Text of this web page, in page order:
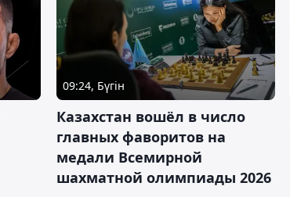
09:24, Бүгін
Казахстан вошёл в число
главных фаворитов на
медали Всемирной
шахматной олимпиады 2026